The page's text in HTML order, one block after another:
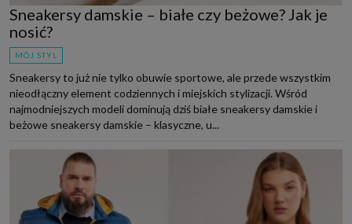
Sneakersy damskie – białe czy beżowe? Jak je
nosić?
MÓJ STYL
Sneakersy to już nie tylko obuwie sportowe, ale przede wszystkim
nieodłączny element codziennych i miejskich stylizacji. Wśród
najmodniejszych modeli dominują dziś białe sneakersy damskie i
beżowe sneakersy damskie – klasyczne, u...